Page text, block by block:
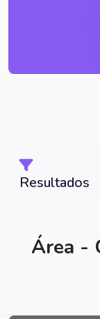
Resultados
Área -